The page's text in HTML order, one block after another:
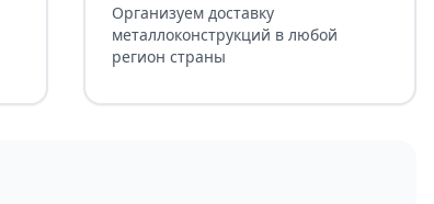
Организуем доставку
металлоконструкций в любой
регион страны